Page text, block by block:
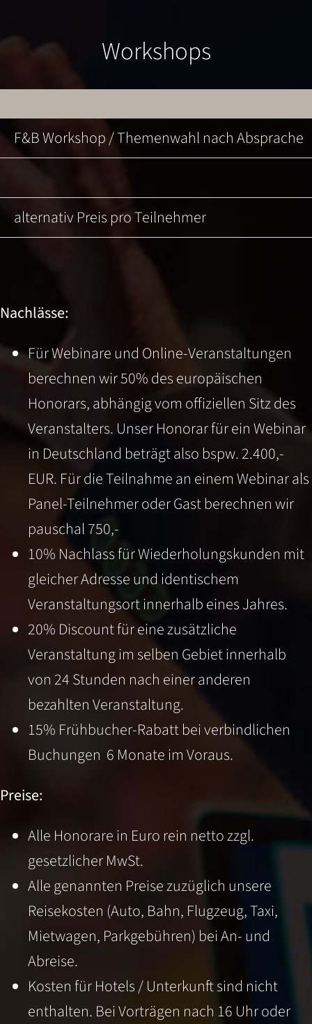
Workshops
F&B Workshop / Themenwahl nach Absprache
alternativ Preis pro Teilnehmer
Nachlässe:
Für Webinare und Online-Veranstaltungen
berechnen wir 50% des europäischen
Honorars, abhängig vom offiziellen Sitz des
Veranstalters. Unser Honorar für ein Webinar
in Deutschland beträgt also bspw. 2.400,-
EUR. Für die Teilnahme an einem Webinar als
Panel-Teilnehmer oder Gast berechnen wir
pauschal 750,-
10% Nachlass für Wiederholungskunden mit
gleicher Adresse und identischem
Veranstaltungsort innerhalb eines Jahres.
20% Discount für eine zusätzliche
Veranstaltung im selben Gebiet innerhalb
von 24 Stunden nach einer anderen
bezahlten Veranstaltung.
15% Frühbucher-Rabatt bei verbindlichen
Buchungen 6 Monate im Voraus.
Preise:
Alle Honorare in Euro rein netto zzgl.
gesetzlicher MwSt.
Alle genannten Preise zuzüglich unsere
Reisekosten (Auto, Bahn, Flugzeug, Taxi,
Mietwagen, Parkgebühren) bei An- und
Abreise.
Kosten für Hotels / Unterkunft sind nicht
enthalten. Bei Vorträgen nach 16 Uhr oder